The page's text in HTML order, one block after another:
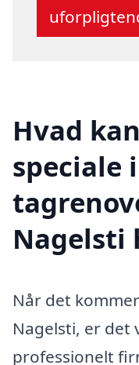
Hvad
speciale i
Nagelsti
Når det
Nagelsti, er
professionelt